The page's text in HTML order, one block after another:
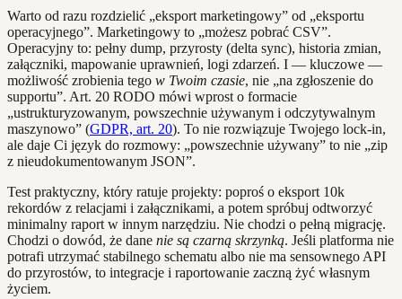
Warto od razu rozdzielić „eksport marketingowy” od „eksportu
operacyjnego”. Marketingowy to „możesz pobrać CSV”.
Operacyjny to: pełny dump, przyrosty (delta sync), historia zmian,
załączniki, mapowanie uprawnień, logi zdarzeń. I — kluczowe —
możliwość zrobienia tego w Twoim czasie, nie „na zgłoszenie do
supportu”. Art. 20 RODO mówi wprost o formacie
„ustrukturyzowanym, powszechnie używanym i odczytywalnym
maszynowo” (GDPR, art. 20). To nie rozwiązuje Twojego lock‑in,
ale daje Ci język do rozmowy: „powszechnie używany” to nie „zip
z nieudokumentowanym JSON”.
Test praktyczny, który ratuje projekty: poproś o eksport 10k
rekordów z relacjami i załącznikami, a potem spróbuj odtworzyć
minimalny raport w innym narzędziu. Nie chodzi o pełną migrację.
Chodzi o dowód, że dane nie są czarną skrzynką. Jeśli platforma nie
potrafi utrzymać stabilnego schematu albo nie ma sensownego API
do przyrostów, to integracje i raportowanie zaczną żyć własnym
życiem.